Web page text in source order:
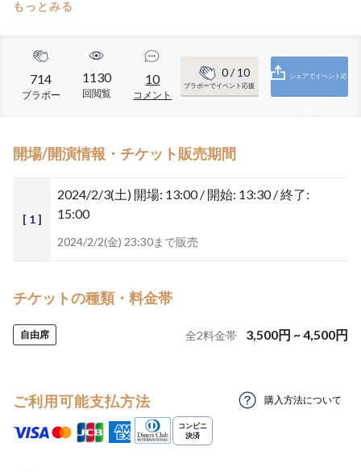
もっとみる
714
ブラボー
1130
回閲覧
10
コメント
0/ 10
ブラボーでイベント応援
シェアでイベント応
開場/開演情報・チケット販売期間
[ 1 ]
2024/2/3(土) 開場: 13:00 / 開始: 13:30 / 終了:
15:00
2024/2/2(金) 23:30まで販売
チケットの種類・料金帯
自由席 全2料金帯 3,500円 ~4,500円
ご利用可能支払方法 購入方法について